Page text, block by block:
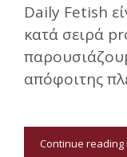
Daily Fetish
κατά σειρά
απόφοιτης
Continue reading